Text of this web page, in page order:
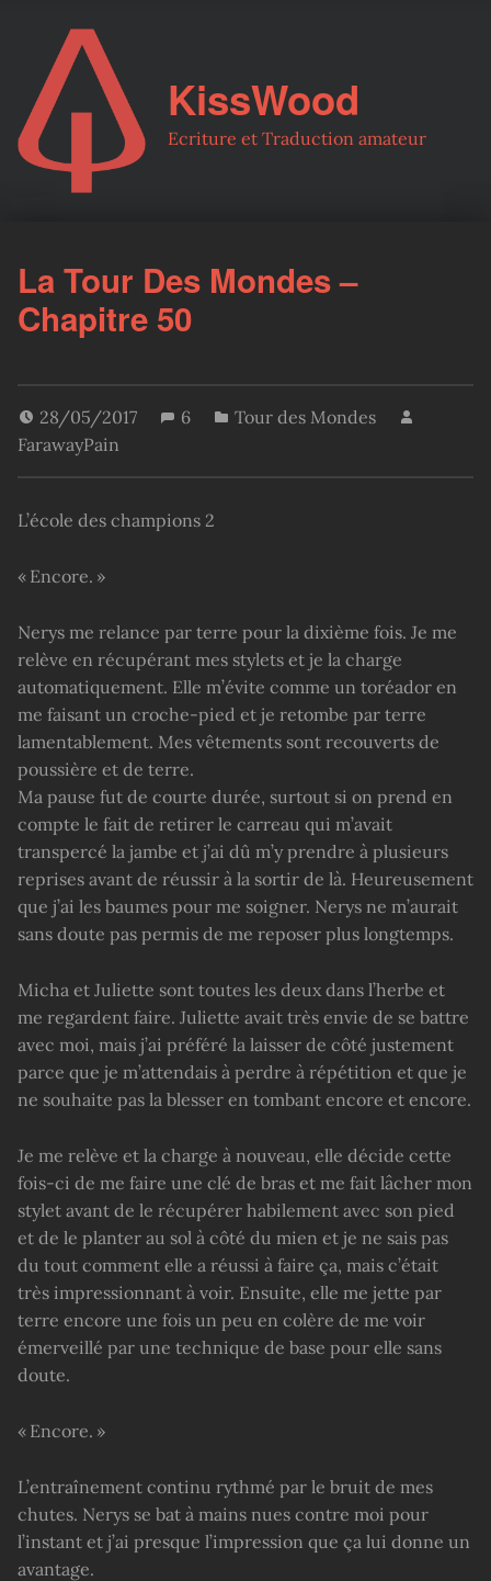
KissWood
Ecriture et Traduction amateur
La Tour Des Mondes –
Chapitre 50
28/05/2017 6
Tour des Mondes
FarawayPain
L’école des champions 2
« Encore. »
Nerys me relance par terre pour la dixième fois. Je me
relève en récupérant mes stylets et je la charge
automatiquement. Elle m’évite comme un toréador en
me faisant un croche-pied et je retombe par terre
lamentablement. Mes vêtements sont recouverts de
poussière et de terre.
Ma pause fut de courte durée, surtout si on prend en
compte le fait de retirer le carreau qui m’avait
transpercé la jambe et j’ai dû m’y prendre à plusieurs
reprises avant de réussir à la sortir de là. Heureusement
que j’ai les baumes pour me soigner. Nerys ne m’aurait
sans doute pas permis de me reposer plus longtemps.
Micha et Juliette sont toutes les deux dans l’herbe et
me regardent faire. Juliette avait très envie de se battre
avec moi, mais j’ai préféré la laisser de côté justement
parce que je m’attendais à perdre à répétition et que je
ne souhaite pas la blesser en tombant encore et encore.
Je me relève et la charge à nouveau, elle décide cette
fois-ci de me faire une clé de bras et me fait lâcher mon
stylet avant de le récupérer habilement avec son pied
et de le planter au sol à côté du mien et je ne sais pas
du tout comment elle a réussi à faire ça, mais c’était
très impressionnant à voir. Ensuite, elle me jette par
terre encore une fois un peu en colère de me voir
émerveillé par une technique de base pour elle sans
doute.
« Encore. »
L’entraînement continu rythmé par le bruit de mes
chutes. Nerys se bat à mains nues contre moi pour
l’instant et j’ai presque l’impression que ça lui donne un
avantage.